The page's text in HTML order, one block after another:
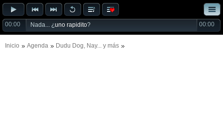
00:00 Nada... ¿uno rapidito? 00:00
Inicio Agenda Dudu Dog, Nay... y más